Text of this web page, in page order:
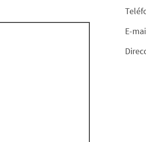
E-